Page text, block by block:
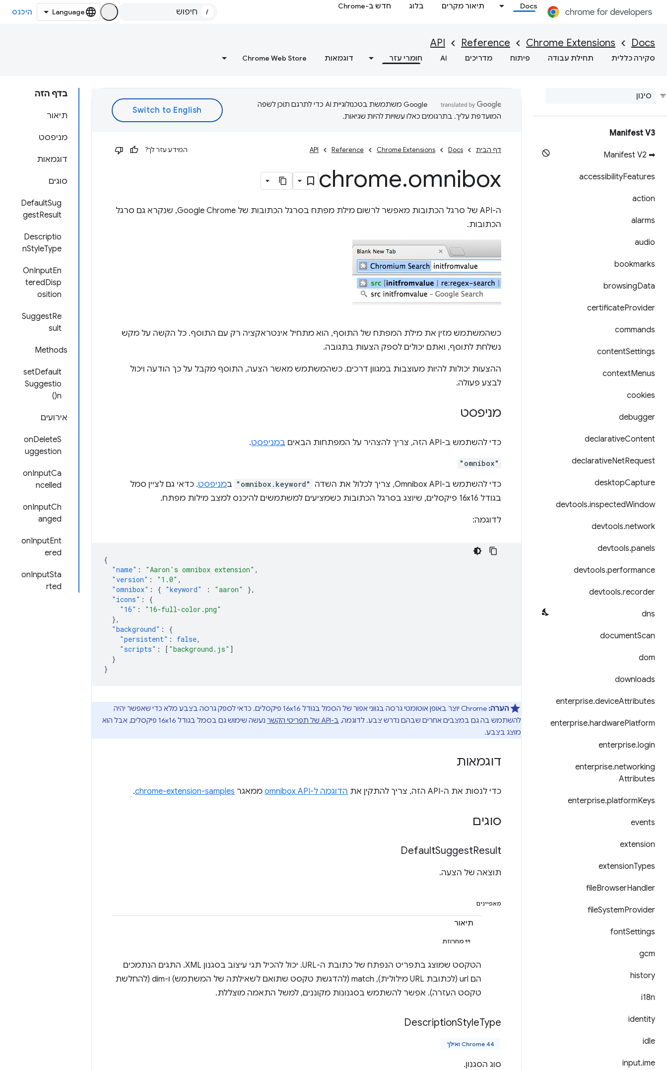
Docs תיאור מקרים בלוג חדש ב-Chrome
/ היכנס
Docs
Chrome Extensions
Reference
API
סקירה כללית תחילת עבודה פיתוח מדריכים AI חומרי עזר דוגמאות Chrome Web Store
Manifest V3
➡ Manifest V2
accessibilityFeatures
action
alarms
audio
bookmarks
browsingData
certificateProvider
commands
contentSettings
contextMenus
cookies
debugger
declarativeContent
declarativeNetRequest
desktopCapture
devtools.inspectedWindow
devtools.network
devtools.panels
devtools.performance
devtools.recorder
dns
documentScan
dom
downloads
enterprise.deviceAttributes
enterprise.hardwarePlatform
enterprise.login
enterprise.networking
Attributes
enterprise.platformKeys
events
extension
extensionTypes
fileBrowserHandler
fileSystemProvider
fontSettings
gcm
history
i18n
identity
idle
input.ime
בדף הזה
תיאור
מניפסט
דוגמאות
סוגים
DefaultSug
gestResult
Descriptio
nStyleType
OnInputEn
teredDisp
osition
SuggestRe
sult
Methods
setDefault
Suggestio
n()
אירועים
onDeleteS
uggestion
onInputCa
ncelled
onInputCh
anged
onInputEnt
ered
onInputSta
rted
‫Google משתמשת בטכנולוגיית AI כדי לתרגם תוכן לשפה
המועדפת עליך. בתרגומים כאלו עשויות להיות שגיאות.
דף הבית Docs
Chrome Extensions
Reference
API המידע עזר לך?
chrome.omnibox
ה-API של סרגל הכתובות מאפשר לרשום מילת מפתח בסרגל הכתובות של Google Chrome, שנקרא גם סרגל
הכתובות.
כשהמשתמש מזין את מילת המפתח של התוסף, הוא מתחיל אינטראקציה רק עם התוסף. כל הקשה על מקש
נשלחת לתוסף, ואתם יכולים לספק הצעות בתגובה.
ההצעות יכולות להיות מעוצבות במגוון דרכים. כשהמשתמש מאשר הצעה, התוסף מקבל על כך הודעה ויכול
לבצע פעולה.
מניפסט
כדי להשתמש ב-API הזה, צריך להצהיר על המפתחות הבאים במניפסט.
"omnibox"
כדי להשתמש ב-Omnibox API, צריך לכלול את השדה "omnibox.keyword" במניפסט. כדאי גם לציין סמל
בגודל 16x16 פיקסלים, שיוצג בסרגל הכתובות כשמציעים למשתמשים להיכנס למצב מילות מפתח.
לדוגמה:
{
"name" : "Aaron's omnibox extension" ,
"version" : "1.0" ,
"omnibox" : { "keyword" : "aaron"
},
"icons" :
{
"16" :
"16-full-color.png"
},
"background" :
{
"persistent" : false,
"scripts" : [ "background.js" ]
}
}
הערה:
Chrome יוצר באופן אוטומטי גרסה בגווני אפור של הסמל בגודל 16x16 פיקסלים. כדאי לספק גרסה בצבע מלא כדי שאפשר יהיה
להשתמש בה גם במצבים אחרים שבהם נדרש צבע. לדוגמה, ב-API של תפריטי הקשר
נעשה שימוש גם בסמל בגודל 16x16 פיקסלים, אבל הוא
מוצג בצבע.
דוגמאות
כדי לנסות את ה-API הזה, צריך להתקין את הדוגמה ל-omnibox API ממאגר chrome-extension-samples
.
סוגים
DefaultSuggestResult
תוצאה של הצעה.
מאפיינים
תיאור
מחרוזת
הטקסט שמוצג בתפריט הנפתח של כתובת ה-URL. יכול להכיל תגי עיצוב בסגנון XML. התגים הנתמכים
הם url (לכתובת URL מילולית), match (להדגשת טקסט שתואם לשאילתה של המשתמש) ו-dim (להחלשת
טקסט העזרה). אפשר להשתמש בסגנונות מקוננים, למשל התאמה מוצללת.
DescriptionStyleType
Chrome 44 ואילך
סוג הסגנון.